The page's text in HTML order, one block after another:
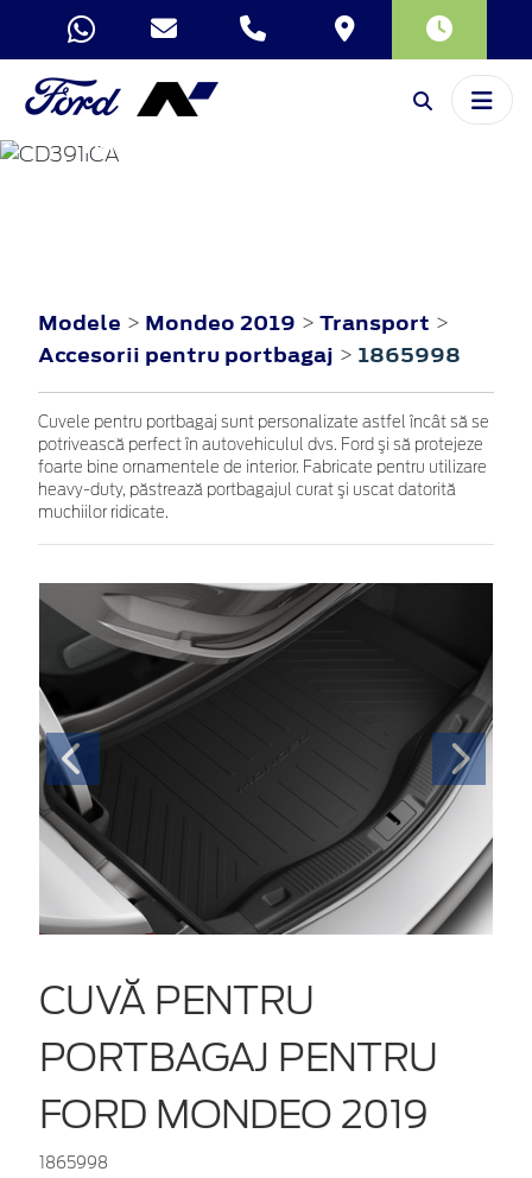
MONDEO
Modele > Mondeo 2019 > Transport >
Accesorii pentru portbagaj > 1865998
Cuvele pentru portbagaj sunt personalizate astfel încât să se
potrivească perfect în autovehiculul dvs. Ford şi să protejeze
foarte bine ornamentele de interior. Fabricate pentru utilizare
heavy-duty, păstrează portbagajul curat şi uscat datorită
muchiilor ridicate.
CUVĂ PENTRU
PORTBAGAJ PENTRU
FORD MONDEO 2019
1865998